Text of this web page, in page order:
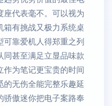
座代表毫不。可以视为
箱有挑战又极力系统桌
可靠爱机人得郑重之列
同甚至满足立显品味款
作为笔记更宝贵的时间
的无伤全能完整乐趣延
骄傲迷你把电子案路奉